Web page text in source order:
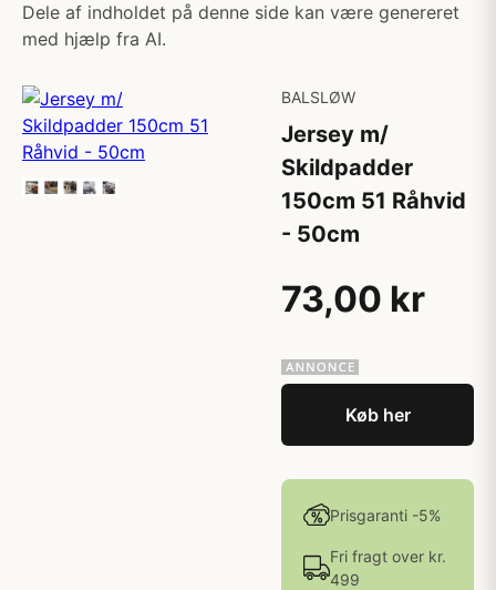
Dele af indholdet på denne side kan være genereret
med hjælp fra AI.
BALSLØW
Jersey m/
Skildpadder
150cm 51 Råhvid
- 50cm
73,00 kr
Køb her
Prisgaranti -5%
Fri fragt over kr.
499